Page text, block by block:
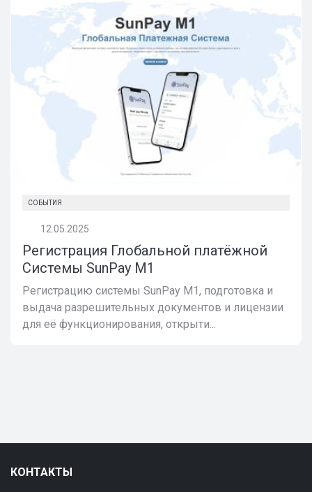
СОБЫТИЯ
12.05.2025
Регистрация Глобальной платёжной
Системы SunPay M1
Регистрацию системы SunPay M1, подготовка и
выдача разрешительных документов и лицензии
для её функционирования, открыти...
КОНТАКТЫ